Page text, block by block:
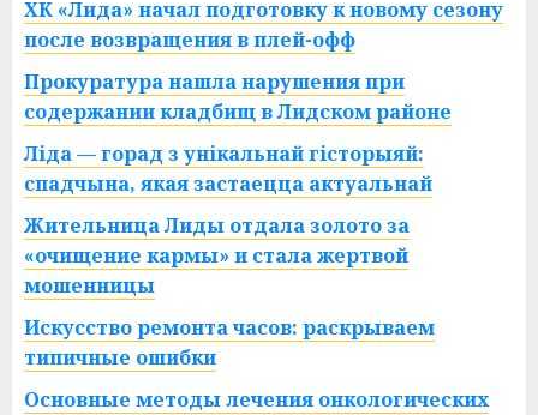
ХК «Лида» начал подготовку к новому сезону
после возвращения в плей-офф
Прокуратура нашла нарушения при
содержании кладбищ в Лидском районе
Ліда — горад з унікальнай гісторыяй:
спадчына, якая застаецца актуальнай
Жительница Лиды отдала золото за
«очищение кармы» и стала жертвой
мошенницы
Искусство ремонта часов: раскрываем
типичные ошибки
Основные методы лечения онкологических